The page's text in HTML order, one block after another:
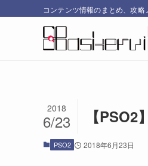
コンテンツ情報のまとめ、攻
【
2018
6/23
PSO2 2018年6月23日